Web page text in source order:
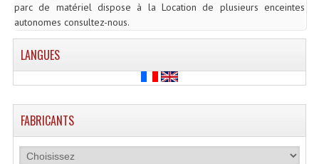
Changeurs De Couleurs
Effets LASERS
parc de matériel dispose à la Location de plusieurs enceintes
autonomes consultez-nous.
LANGUES
FABRICANTS